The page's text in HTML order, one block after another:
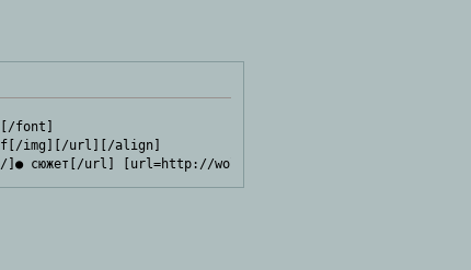
font]
img][/url][/align]
]● сюжет[/url] [url=http://wolftest.rolebb.ru/]●